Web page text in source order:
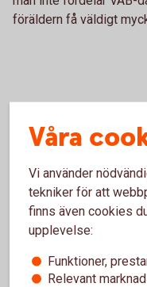
föräldern få väldigt
Ekonom för
Våra
Vi använder
tekniker för att
finns även cookies
upplevelse:
Funktioner,
Relevant